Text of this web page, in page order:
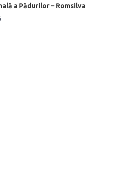
a Pădurilor – Romsilva